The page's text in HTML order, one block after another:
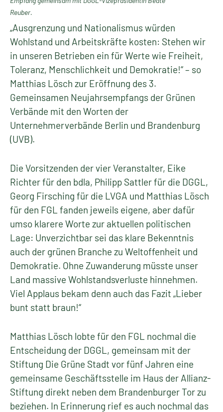
Reuber.
„Ausgrenzung und Nationalismus würden
Wohlstand und Arbeitskräfte kosten: Stehen wir
in unseren Betrieben ein für Werte wie Freiheit,
Toleranz, Menschlichkeit und Demokratie!“ – so
Matthias Lösch zur Eröffnung des 3.
Gemeinsamen Neujahrsempfangs der Grünen
Verbände mit den Worten der
Unternehmerverbände Berlin und Brandenburg
(UVB).
Die Vorsitzenden der vier Veranstalter, Eike
Richter für den bdla, Philipp Sattler für die DGGL,
Georg Firsching für die LVGA und Matthias Lösch
für den FGL fanden jeweils eigene, aber dafür
umso klarere Worte zur aktuellen politischen
Lage: Unverzichtbar sei das klare Bekenntnis
auch der grünen Branche zu Weltoffenheit und
Demokratie. Ohne Zuwanderung müsste unser
Land massive Wohlstandsverluste hinnehmen.
Viel Applaus bekam denn auch das Fazit „Lieber
bunt statt braun!“
Matthias Lösch lobte für den FGL nochmal die
Entscheidung der DGGL, gemeinsam mit der
Stiftung Die Grüne Stadt vor fünf Jahren eine
gemeinsame Geschäftsstelle im Haus der Allianz-
Stiftung direkt neben dem Brandenburger Tor zu
beziehen. In Erinnerung rief es auch nochmal das